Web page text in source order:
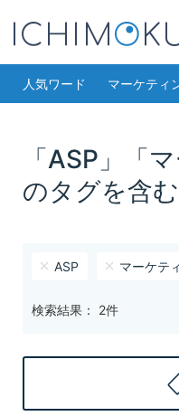
人気ワード マーケティ
「ASP」「
のタグを含
ASP マーケテ
検索結果： 2件